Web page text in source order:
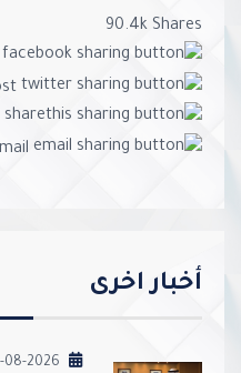
90.4k Shares
أخبار اخرى
08-2026